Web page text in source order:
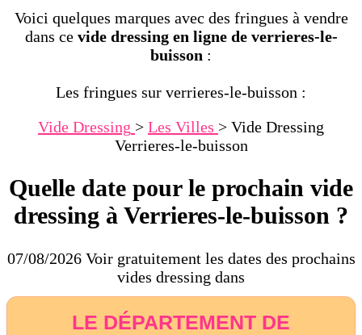
Voici quelques marques avec des fringues à vendre
dans ce vide dressing en ligne de verrieres-le-
buisson :
Les fringues sur verrieres-le-buisson :
Vide Dressing > Les Villes > Vide Dressing
Verrieres-le-buisson
Quelle date pour le prochain vide
dressing à Verrieres-le-buisson ?
07/08/2026 Voir gratuitement les dates des prochains
vides dressing dans
LE DÉPARTEMENT DE